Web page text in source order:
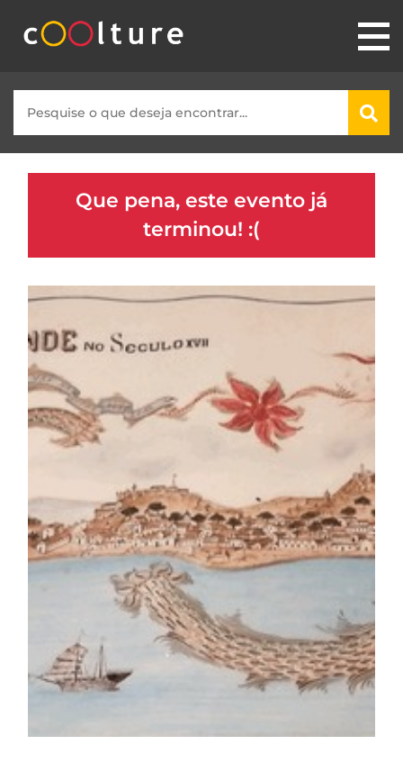
Que pena, este evento já
terminou! :(